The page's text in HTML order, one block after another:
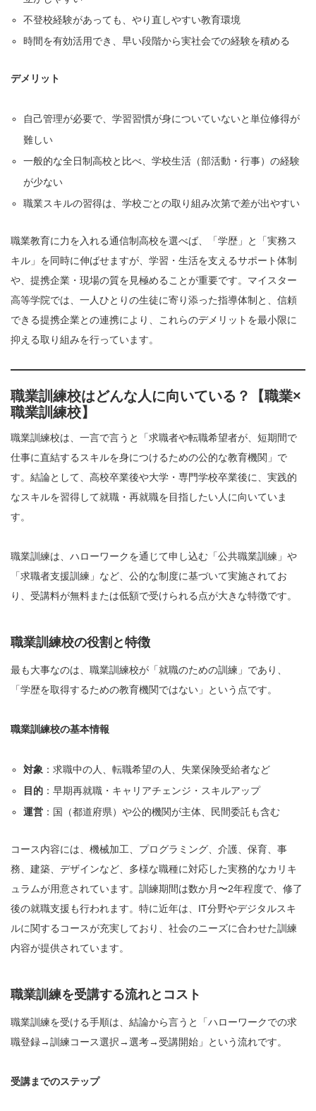
不登校経験があっても、やり直しやすい教育環境
時間を有効活用でき、早い段階から実社会での経験を積める
デメリット
自己管理が必要で、学習習慣が身についていないと単位修得が
難しい
一般的な全日制高校と比べ、学校生活（部活動・行事）の経験
が少ない
職業スキルの習得は、学校ごとの取り組み次第で差が出やすい
職業教育に力を入れる通信制高校を選べば、「学歴」と「実務ス
キル」を同時に伸ばせますが、学習・生活を支えるサポート体制
や、提携企業・現場の質を見極めることが重要です。マイスター
高等学院では、一人ひとりの生徒に寄り添った指導体制と、信頼
できる提携企業との連携により、これらのデメリットを最小限に
抑える取り組みを行っています。
職業訓練校はどんな人に向いている？【職業×
職業訓練校】
職業訓練校は、一言で言うと「求職者や転職希望者が、短期間で
仕事に直結するスキルを身につけるための公的な教育機関」で
す。結論として、高校卒業後や大学・専門学校卒業後に、実践的
なスキルを習得して就職・再就職を目指したい人に向いていま
す。
職業訓練は、ハローワークを通じて申し込む「公共職業訓練」や
「求職者支援訓練」など、公的な制度に基づいて実施されてお
り、受講料が無料または低額で受けられる点が大きな特徴です。
職業訓練校の役割と特徴
最も大事なのは、職業訓練校が「就職のための訓練」であり、
「学歴を取得するための教育機関ではない」という点です。
職業訓練校の基本情報
対象 ：求職中の人、転職希望の人、失業保険受給者など
目的 ：早期再就職・キャリアチェンジ・スキルアップ
運営 ：国（都道府県）や公的機関が主体、民間委託も含む
コース内容には、機械加工、プログラミング、介護、保育、事
務、建築、デザインなど、多様な職種に対応した実務的なカリキ
ュラムが用意されています。訓練期間は数か月〜2年程度で、修了
後の就職支援も行われます。特に近年は、IT分野やデジタルスキ
ルに関するコースが充実しており、社会のニーズに合わせた訓練
内容が提供されています。
職業訓練を受講する流れとコスト
職業訓練を受ける手順は、結論から言うと「ハローワークでの求
職登録→訓練コース選択→選考→受講開始」という流れです。
受講までのステップ